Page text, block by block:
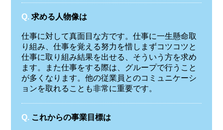
Q. 求める人物像は
仕事に対して真面目な方です。仕事に一生懸命取
り組み、仕事を覚える努力を惜しまずコツコツと
仕事に取り組み結果を出せる、そういう方を求め
ます。また仕事をする際は、グループで行うこと
が多くなります。他の従業員とのコミュニケーシ
ョンを取れることも非常に重要です。
Q. これからの事業目標は